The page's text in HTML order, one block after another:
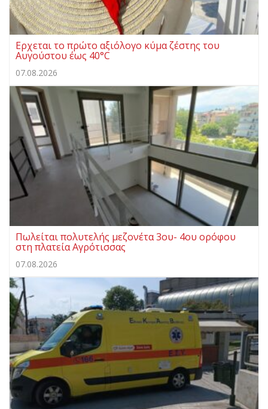
Ερχεται το πρώτο αξιόλογο κύμα ζέστης του
Αυγούστου έως 40°C
07.08.2026
Πωλείται πολυτελής μεζονέτα 3ου- 4ου ορόφου
στη πλατεία Αγρότισσας
07.08.2026